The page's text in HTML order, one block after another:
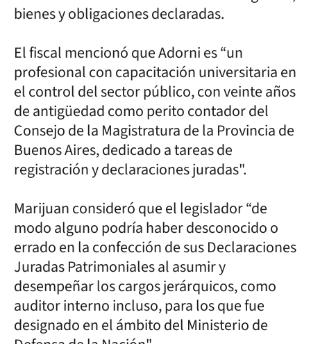
bienes y obligaciones declaradas.
El fiscal mencionó que Adorni es “un
profesional con capacitación universitaria en
el control del sector público, con veinte años
de antigüedad como perito contador del
Consejo de la Magistratura de la Provincia de
Buenos Aires, dedicado a tareas de
registración y declaraciones juradas".
Marijuan consideró que el legislador “de
modo alguno podría haber desconocido o
errado en la confección de sus Declaraciones
Juradas Patrimoniales al asumir y
desempeñar los cargos jerárquicos, como
auditor interno incluso, para los que fue
designado en el ámbito del Ministerio de